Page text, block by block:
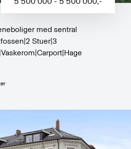
med sentral
Stuer|3